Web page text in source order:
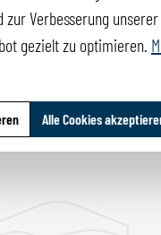
Verbesserung
gezielt zu optimieren.
Alle Cookies